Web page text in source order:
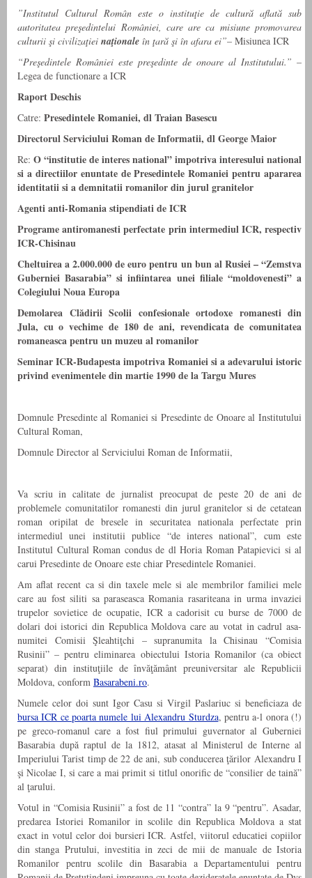
”Institutul Cultural Român este o instituţie de cultură aflată sub
autoritatea preşedintelui României, care are ca misiune promovarea
culturii şi civilizaţiei naţionale în ţară şi în afara ei”– Misiunea ICR
“Preşedintele României este preşedinte de onoare al Institutului.” –
Legea de functionare a ICR
Raport Deschis
Catre: Presedintele Romaniei, dl Traian Basescu
Directorul Serviciului Roman de Informatii, dl George Maior
Re: O “institutie de interes national” impotriva interesului national
si a directiilor enuntate de Presedintele Romaniei pentru apararea
identitatii si a demnitatii romanilor din jurul granitelor
Agenti anti-Romania stipendiati de ICR
Programe antiromanesti perfectate prin intermediul ICR, respectiv
ICR-Chisinau
Cheltuirea a 2.000.000 de euro pentru un bun al Rusiei – “Zemstva
Guberniei Basarabia” si infiintarea unei filiale “moldovenesti” a
Colegiului Noua Europa
Demolarea Clădirii Scolii confesionale ortodoxe romanesti din
Jula, cu o vechime de 180 de ani, revendicata de comunitatea
romaneasca pentru un muzeu al romanilor
Seminar ICR-Budapesta impotriva Romaniei si a adevarului istoric
privind evenimentele din martie 1990 de la Targu Mures
Domnule Presedinte al Romaniei si Presedinte de Onoare al Institutului
Cultural Roman,
Domnule Director al Serviciului Roman de Informatii,
Va scriu in calitate de jurnalist preocupat de peste 20 de ani de
problemele comunitatilor romanesti din jurul granitelor si de cetatean
roman oripilat de bresele in securitatea nationala perfectate prin
intermediul unei institutii publice “de interes national”, cum este
Institutul Cultural Roman condus de dl Horia Roman Patapievici si al
carui Presedinte de Onoare este chiar Presedintele Romaniei.
Am aflat recent ca si din taxele mele si ale membrilor familiei mele
care au fost siliti sa paraseasca Romania rasariteana in urma invaziei
trupelor sovietice de ocupatie, ICR a cadorisit cu burse de 7000 de
dolari doi istorici din Republica Moldova care au votat in cadrul asa-
numitei Comisii Şleahtiţchi – supranumita la Chisinau “Comisia
Rusinii” – pentru eliminarea obiectului Istoria Romanilor (ca obiect
separat) din instituţiile de învăţământ preuniversitar ale Republicii
Moldova, conform Basarabeni.ro.
Numele celor doi sunt Igor Casu si Virgil Paslariuc si beneficiaza de
bursa ICR ce poarta numele lui Alexandru Sturdza, pentru a-l onora (!)
pe greco-romanul care a fost fiul primului guvernator al Guberniei
Basarabia după raptul de la 1812, atasat al Ministerul de Interne al
Imperiului Tarist timp de 22 de ani, sub conducerea ţărilor Alexandru I
şi Nicolae I, si care a mai primit si titlul onorific de “consilier de taină”
al ţarului.
Votul in “Comisia Rusinii” a fost de 11 “contra” la 9 “pentru”. Asadar,
predarea Istoriei Romanilor in scolile din Republica Moldova a stat
exact in votul celor doi bursieri ICR. Astfel, viitorul educatiei copiilor
din stanga Prutului, investitia in zeci de mii de manuale de Istoria
Romanilor pentru scolile din Basarabia a Departamentului pentru